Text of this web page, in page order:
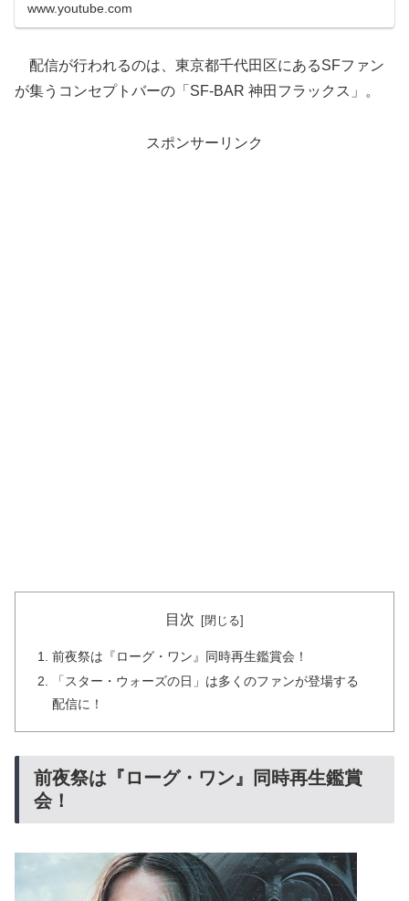
www.youtube.com
配信が行われるのは、東京都千代田区にあるSFファン
が集うコンセプトバーの「SF-BAR 神田フラックス」。
スポンサーリンク
目次
前夜祭は『ローグ・ワン』同時再生鑑賞会！
「スター・ウォーズの日」は多くのファンが登場する
配信に！
前夜祭は『ローグ・ワン』同時再生鑑賞
会！